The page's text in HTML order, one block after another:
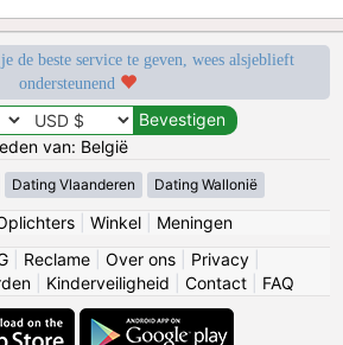
de beste service te geven, wees alsjeblieft
ondersteunend
van: België
Dating Vlaanderen Dating Wallonië
| Winkel| Meningen
Reclame Over ons Privacy
Kinderveiligheid Contact FAQ